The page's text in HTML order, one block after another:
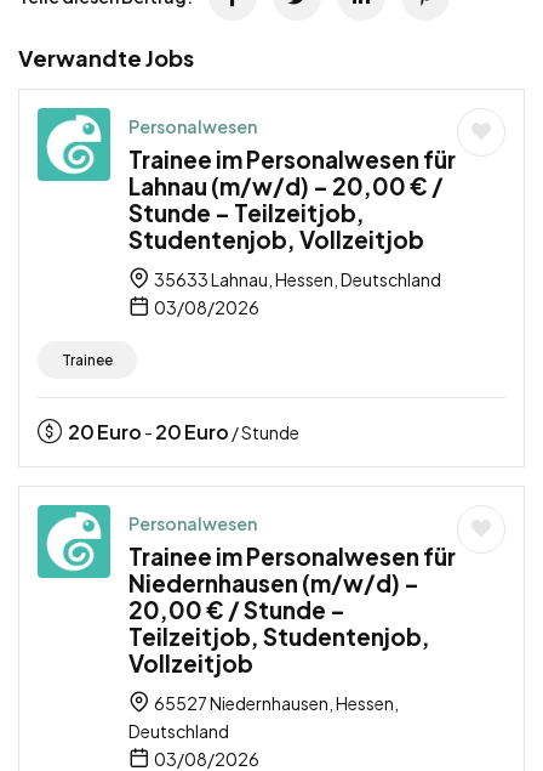
Verwandte Jobs
Personalwesen
Trainee im Personalwesen für
Lahnau (m/w/d) – 20,00 € /
Stunde – Teilzeitjob,
Studentenjob, Vollzeitjob
35633 Lahnau, Hessen, Deutschland
03/08/2026
Trainee
20Euro - 20Euro / Stunde
Personalwesen
Trainee im Personalwesen für
Niedernhausen (m/w/d) –
20,00 € / Stunde –
Teilzeitjob, Studentenjob,
Vollzeitjob
65527 Niedernhausen, Hessen,
Deutschland
03/08/2026